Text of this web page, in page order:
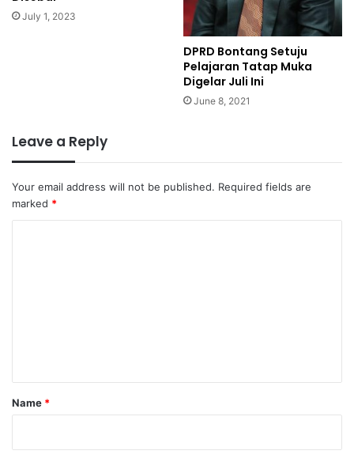
July 1, 2023
DPRD Bontang Setuju
Pelajaran Tatap Muka
Digelar Juli Ini
June 8, 2021
Leave a Reply
Your email address will not be published. Required fields are
marked *
*
Name *